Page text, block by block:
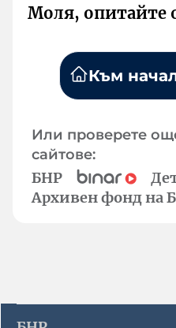
Моля, опитайте
Към
Или проверете
сайтове:
БНР
Архивен фонд на